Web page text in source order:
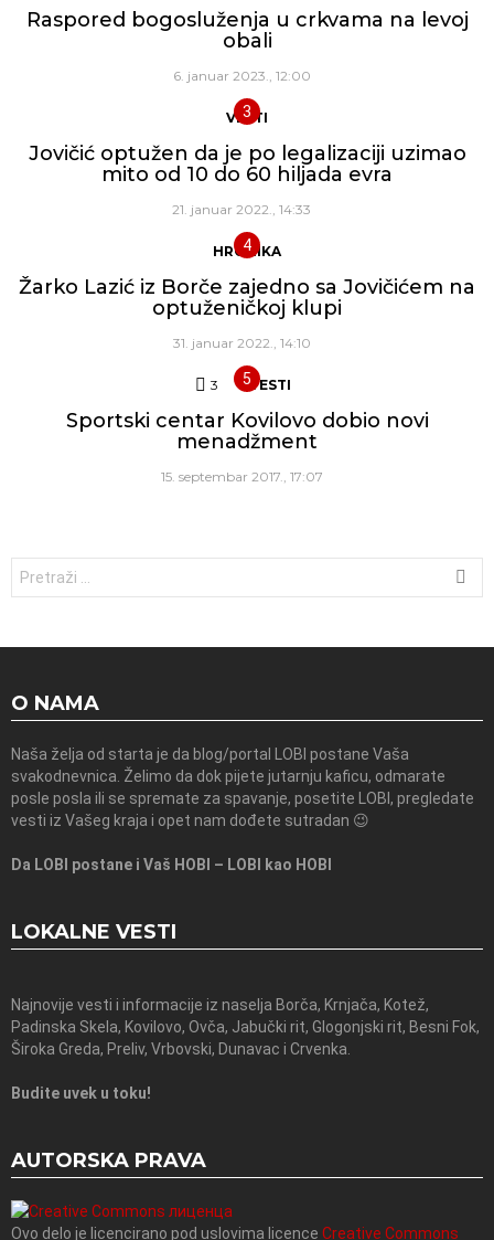
Raspored bogosluženja u crkvama na levoj
obali
6. januar 2023., 12:00
VESTI
Jovičić optužen da je po legalizaciji uzimao
mito od 10 do 60 hiljada evra
21. januar 2022., 14:33
HRONIKA
Žarko Lazić iz Borče zajedno sa Jovičićem na
optuženičkoj klupi
31. januar 2022., 14:10
3 Komentara
VESTI
Sportski centar Kovilovo dobio novi
menadžment
15. septembar 2017., 17:07
O NAMA
Naša želja od starta je da blog/portal LOBI postane Vaša
svakodnevnica. Želimo da dok pijete jutarnju kaficu, odmarate
posle posla ili se spremate za spavanje, posetite LOBI, pregledate
vesti iz Vašeg kraja i opet nam dođete sutradan 😉
Da LOBI postane i Vaš HOBI – LOBI kao HOBI
LOKALNE VESTI
Najnovije vesti i informacije iz naselja Borča, Krnjača, Kotež,
Padinska Skela, Kovilovo, Ovča, Jabučki rit, Glogonjski rit, Besni Fok,
Široka Greda, Preliv, Vrbovski, Dunavac i Crvenka.
Budite uvek u toku!
AUTORSKA PRAVA
Ovo delo je licencirano pod uslovima licence Creative Commons